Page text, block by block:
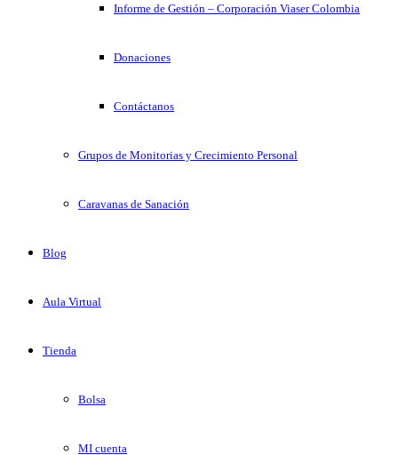
Informe de Gestión – Corporación Viaser Colombia
Donaciones
Contáctanos
Grupos de Monitorias y Crecimiento Personal
Caravanas de Sanación
Blog
Aula Virtual
Tienda
Bolsa
MI cuenta